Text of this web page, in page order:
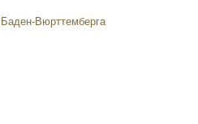
Вюрттемберга